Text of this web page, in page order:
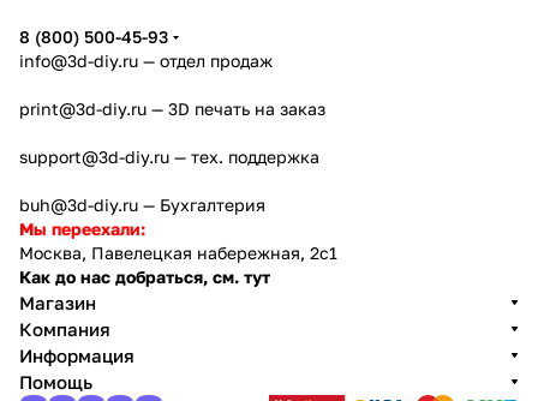
8 (800) 500-45-93
info@3d-diy.ru — отдел продаж
print@3d-diy.ru — 3D печать на заказ
support@3d-diy.ru — тех. поддержка
buh@3d-diy.ru — Бухгалтерия
Мы переехали:
Москва, Павелецкая набережная, 2с1
Как до нас добраться, см. тут
Магазин
Компания
Информация
Помощь